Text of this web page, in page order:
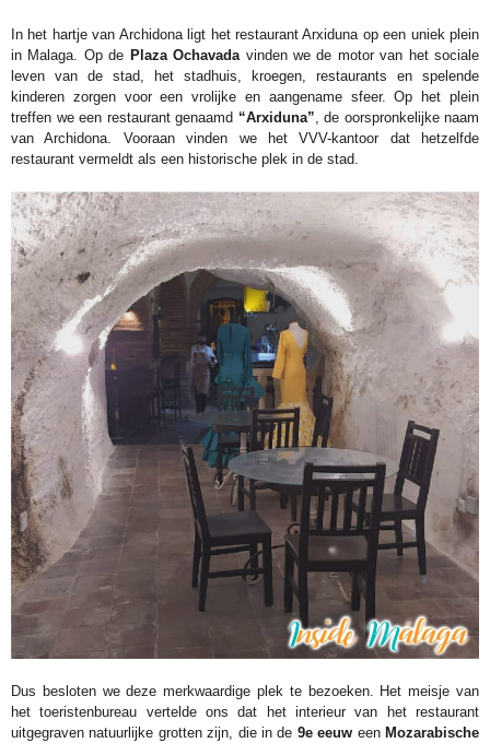
In het hartje van Archidona ligt het restaurant Arxiduna op een uniek plein
in Malaga. Op de Plaza Ochavadavinden we de motor van het sociale
leven van de stad, het stadhuis, kroegen, restaurants en spelende
kinderen zorgen voor een vrolijke en aangename sfeer. Op het plein
treffen we een restaurant genaamd “Arxiduna”, de oorspronkelijke naam
van Archidona. Vooraan vinden we het VVV-kantoor dat hetzelfde
restaurant vermeldt als een historische plek in de stad.
Dus besloten we deze merkwaardige plek te bezoeken. Het meisje van
het toeristenbureau vertelde ons dat het interieur van het restaurant
uitgegraven natuurlijke grotten zijn, die in de 9e eeuw een Mozarabische